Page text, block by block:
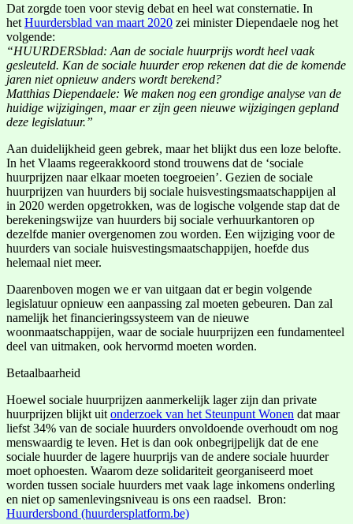
Dat zorgde toen voor stevig debat en heel wat consternatie. In
het Huurdersblad van maart 2020 zei minister Diependaele nog het
volgende:
“HUURDERSblad: Aan de sociale huurprijs wordt heel vaak
gesleuteld. Kan de sociale huurder erop rekenen dat die de komende
jaren niet opnieuw anders wordt berekend?
Matthias Diependaele: We maken nog een grondige analyse van de
huidige wijzigingen, maar er zijn geen nieuwe wijzigingen gepland
deze legislatuur.”
Aan duidelijkheid geen gebrek, maar het blijkt dus een loze belofte.
In het Vlaams regeerakkoord stond trouwens dat de ‘sociale
huurprijzen naar elkaar moeten toegroeien’. Gezien de sociale
huurprijzen van huurders bij sociale huisvestingsmaatschappijen al
in 2020 werden opgetrokken, was de logische volgende stap dat de
berekeningswijze van huurders bij sociale verhuurkantoren op
dezelfde manier overgenomen zou worden. Een wijziging voor de
huurders van sociale huisvestingsmaatschappijen, hoefde dus
helemaal niet meer.
Daarenboven mogen we er van uitgaan dat er begin volgende
legislatuur opnieuw een aanpassing zal moeten gebeuren. Dan zal
namelijk het financieringssysteem van de nieuwe
woonmaatschappijen, waar de sociale huurprijzen een fundamenteel
deel van uitmaken, ook hervormd moeten worden.
Betaalbaarheid
Hoewel sociale huurprijzen aanmerkelijk lager zijn dan private
huurprijzen blijkt uit onderzoek van het Steunpunt Wonen dat maar
liefst 34% van de sociale huurders onvoldoende overhoudt om nog
menswaardig te leven. Het is dan ook onbegrijpelijk dat de ene
sociale huurder de lagere huurprijs van de andere sociale huurder
moet ophoesten. Waarom deze solidariteit georganiseerd moet
worden tussen sociale huurders met vaak lage inkomens onderling
en niet op samenlevingsniveau is ons een raadsel. Bron:
Huurdersbond (huurdersplatform.be)